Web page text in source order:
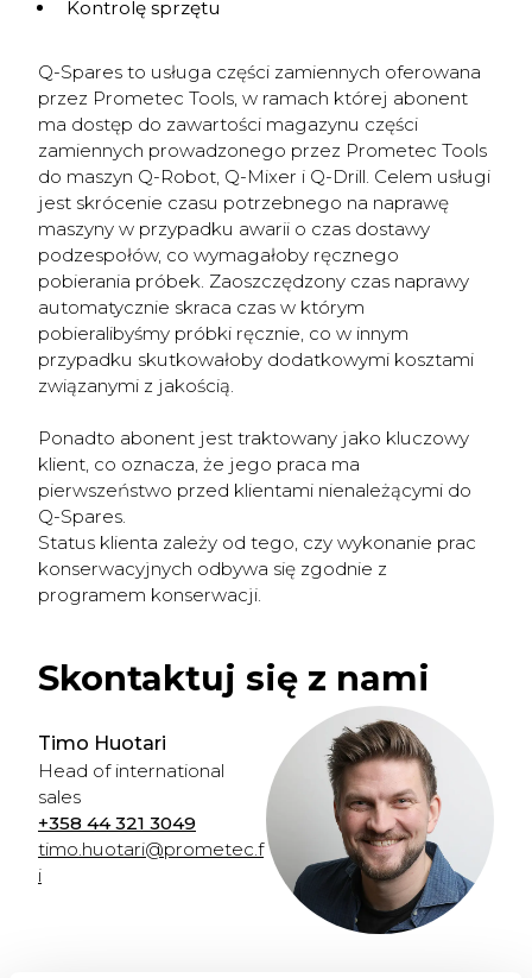
Kontrolę sprzętu
Q-Spares to usługa części zamiennych oferowana
przez Prometec Tools, w ramach której abonent
ma dostęp do zawartości magazynu części
zamiennych prowadzonego przez Prometec Tools
do maszyn Q-Robot, Q-Mixer i Q-Drill. Celem usługi
jest skrócenie czasu potrzebnego na naprawę
maszyny w przypadku awarii o czas dostawy
podzespołów, co wymagałoby ręcznego
pobierania próbek. Zaoszczędzony czas naprawy
automatycznie skraca czas w którym
pobieralibyśmy próbki ręcznie, co w innym
przypadku skutkowałoby dodatkowymi kosztami
związanymi z jakością.
Ponadto abonent jest traktowany jako kluczowy
klient, co oznacza, że jego praca ma
pierwszeństwo przed klientami nienależącymi do
Q-Spares.
Status klienta zależy od tego, czy wykonanie prac
konserwacyjnych odbywa się zgodnie z
programem konserwacji.
Skontaktuj się z nami
Timo Huotari
Head of international
sales
+358 44 321 3049
timo.huotari@prometec.f
i